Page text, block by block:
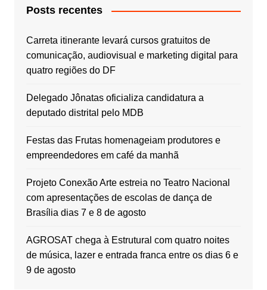
Posts recentes
Carreta itinerante levará cursos gratuitos de
comunicação, audiovisual e marketing digital para
quatro regiões do DF
Delegado Jônatas oficializa candidatura a
deputado distrital pelo MDB
Festas das Frutas homenageiam produtores e
empreendedores em café da manhã
Projeto Conexão Arte estreia no Teatro Nacional
com apresentações de escolas de dança de
Brasília dias 7 e 8 de agosto
AGROSAT chega à Estrutural com quatro noites
de música, lazer e entrada franca entre os dias 6 e
9 de agosto